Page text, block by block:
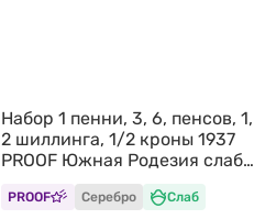
Набор 1 пенни, 3, 6, пенсов, 1,
2 шиллинга, 1/2 кроны 1937
PROOF Южная Родезия слабы
NGC PF 63-66 6 монет
PROOF Серебро Слаб